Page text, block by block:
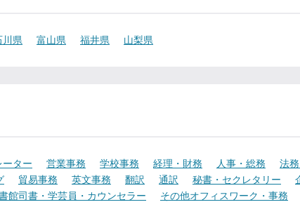
川県 富山県 福井県 山梨県
ーター 営業事務 学校事務 経理・財務 人事・総務 法
貿易事務 英文事務 翻訳 通訳 秘書・セクレタリー
館司書・学芸員・カウンセラー その他オフィスワーク・事務